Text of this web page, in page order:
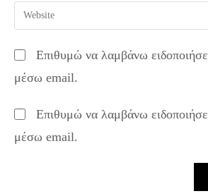
comment
email
address
comment
Enter
your
URL
(optional)
Επιθυμώ να λαμβάνω
μέσω email.
Επιθυμώ να λαμβάνω
μέσω email.